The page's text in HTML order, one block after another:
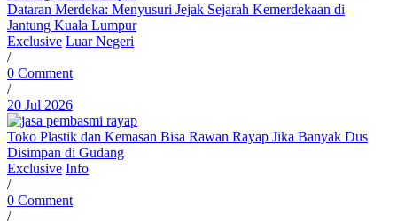
Dataran Merdeka: Menyusuri Jejak Sejarah Kemerdekaan di
Jantung Kuala Lumpur
Exclusive Luar Negeri
/
0 Comment
/
20 Jul 2026
Toko Plastik dan Kemasan Bisa Rawan Rayap Jika Banyak Dus
Disimpan di Gudang
Exclusive Info
/
0 Comment
/